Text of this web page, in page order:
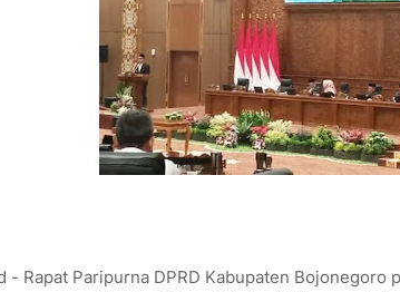
- Rapat Paripurna DPRD Kabupaten Bojonegoro